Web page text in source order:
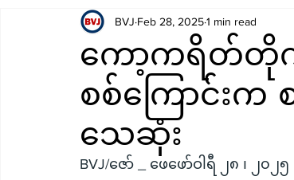
Video
ကော့ကရိတ်တိုက်
စစ်ကြောင်းက
သေဆုံး
BVJ Feb 28, 20251 min read
BVJ/ဇော် _ ဖေဖော်ဝါရီ ၂၈ ၊ ၂၀၂၅